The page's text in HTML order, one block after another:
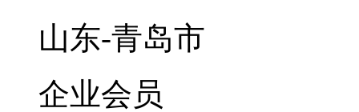
山东-青岛市
企业会员